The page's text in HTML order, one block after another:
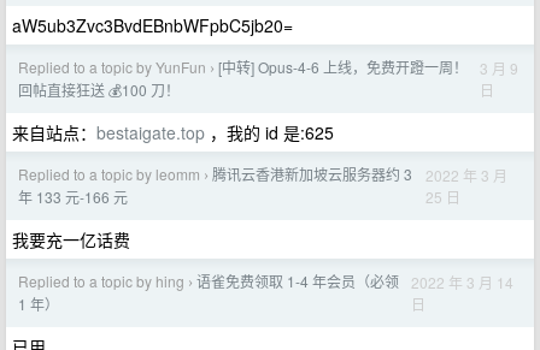
aW5ub3Zvc3BvdEBnbWFpbC5jb20=
Replied to a topic by YunFun › [中转] Opus-4-6 上线，免费开蹬一周！
回帖直接狂送 💰100 刀！
3 月 9
日
来自站点： bestaigate.top ，我的 id 是:625
Replied to a topic by leomm › 腾讯云香港新加坡云服务器约 3
年 133 元-166 元
2022 年 3 月
25 日
我要充一亿话费
Replied to a topic by hing › 语雀免费领取 1-4 年会员（必领
1 年）
2022 年 3 月 14
日